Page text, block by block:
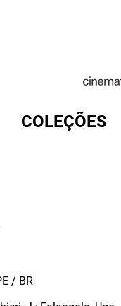
COLEÇÕES
/ BR